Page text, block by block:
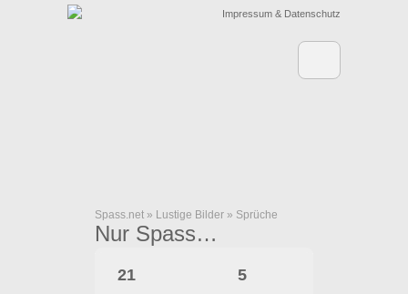
Impressum & Datenschutz
Spass.net » Lustige Bilder » Sprüche
Nur Spass…
21 5